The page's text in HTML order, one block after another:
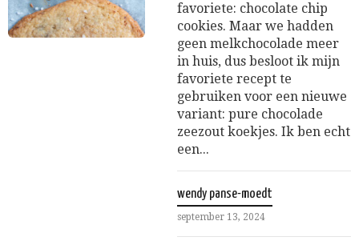
favoriete: chocolate chip
cookies. Maar we hadden
geen melkchocolade meer
in huis, dus besloot ik mijn
favoriete recept te
gebruiken voor een nieuwe
variant: pure chocolade
zeezout koekjes. Ik ben echt
een...
wendy panse-moedt
september 13, 2024